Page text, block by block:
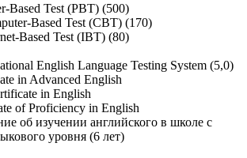
Based Test (PBT) (500)
Based Test (CBT) (170)
Based Test (IBT) (80)
English Language Testing System (5,0)
in Advanced English
in English
of Proficiency in English
об изучении английского в школе с
уровня (6 лет)